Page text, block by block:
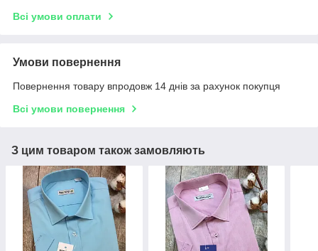
Всі умови оплати
Умови повернення
Повернення товару впродовж 14 днів за рахунок покупця
Всі умови повернення
З цим товаром також замовляють